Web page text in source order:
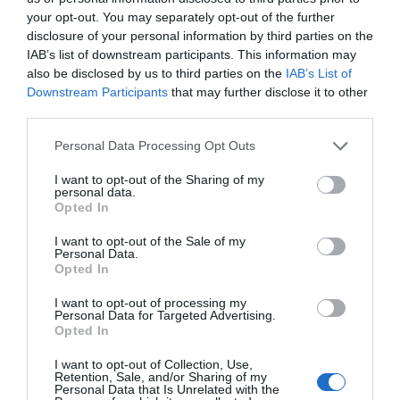
your opt-out. You may separately opt-out of the further
disclosure of your personal information by third parties on the
IAB’s list of downstream participants. This information may
also be disclosed by us to third parties on the IAB’s List of
Downstream Participants that may further disclose it to other
Personal Data Processing Opt Outs
I want to opt-out of the Sharing of my
personal data.
Opted In
I want to opt-out of the Sale of my
Personal Data.
Opted In
I want to opt-out of processing my
Personal Data for Targeted Advertising.
Opted In
I want to opt-out of Collection, Use,
Retention, Sale, and/or Sharing of my
Personal Data that Is Unrelated with the
InfineRaffaele Angius
, cyberjournalist, ha
quello della cybersecurity. Ha voluto